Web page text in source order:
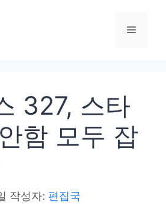
메
327, 스타
함 모두 잡
작성자: 편집국